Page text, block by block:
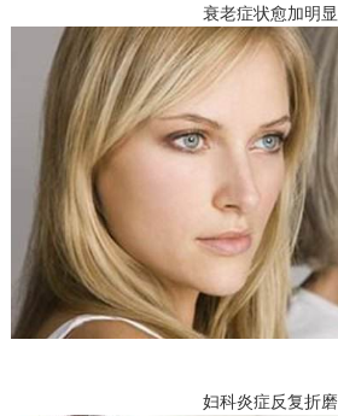
衰老症状愈加明显
妇科炎症反复折磨